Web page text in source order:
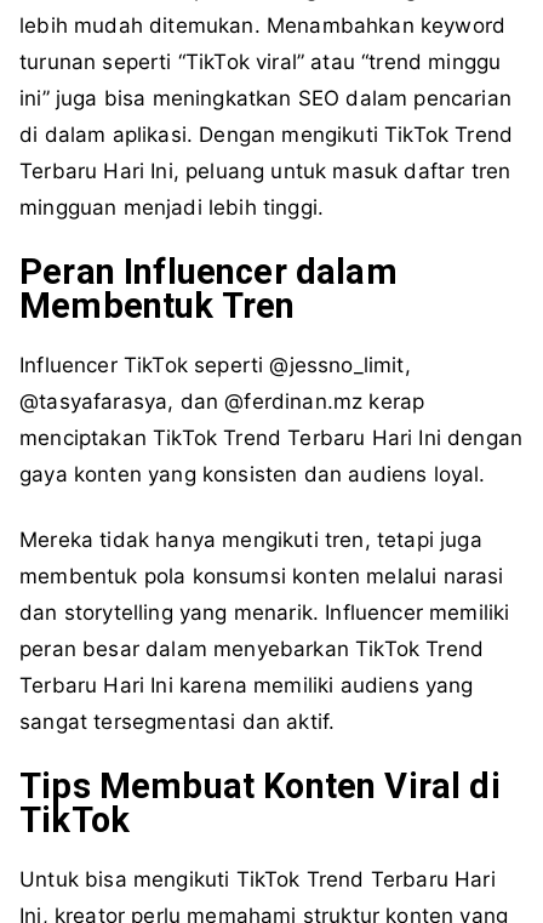
lebih mudah ditemukan. Menambahkan keyword
turunan seperti “TikTok viral” atau “trend minggu
ini” juga bisa meningkatkan SEO dalam pencarian
di dalam aplikasi. Dengan mengikuti TikTok Trend
Terbaru Hari Ini, peluang untuk masuk daftar tren
mingguan menjadi lebih tinggi.
Peran Influencer dalam
Membentuk Tren
Influencer TikTok seperti @jessno_limit,
@tasyafarasya, dan @ferdinan.mz kerap
menciptakan TikTok Trend Terbaru Hari Ini dengan
gaya konten yang konsisten dan audiens loyal.
Mereka tidak hanya mengikuti tren, tetapi juga
membentuk pola konsumsi konten melalui narasi
dan storytelling yang menarik. Influencer memiliki
peran besar dalam menyebarkan TikTok Trend
Terbaru Hari Ini karena memiliki audiens yang
sangat tersegmentasi dan aktif.
Tips Membuat Konten Viral di
TikTok
Untuk bisa mengikuti TikTok Trend Terbaru Hari
Ini, kreator perlu memahami struktur konten yang